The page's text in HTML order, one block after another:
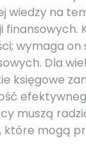
wiedzy na
wymaga
Dla
księgowe
muszą
mogą